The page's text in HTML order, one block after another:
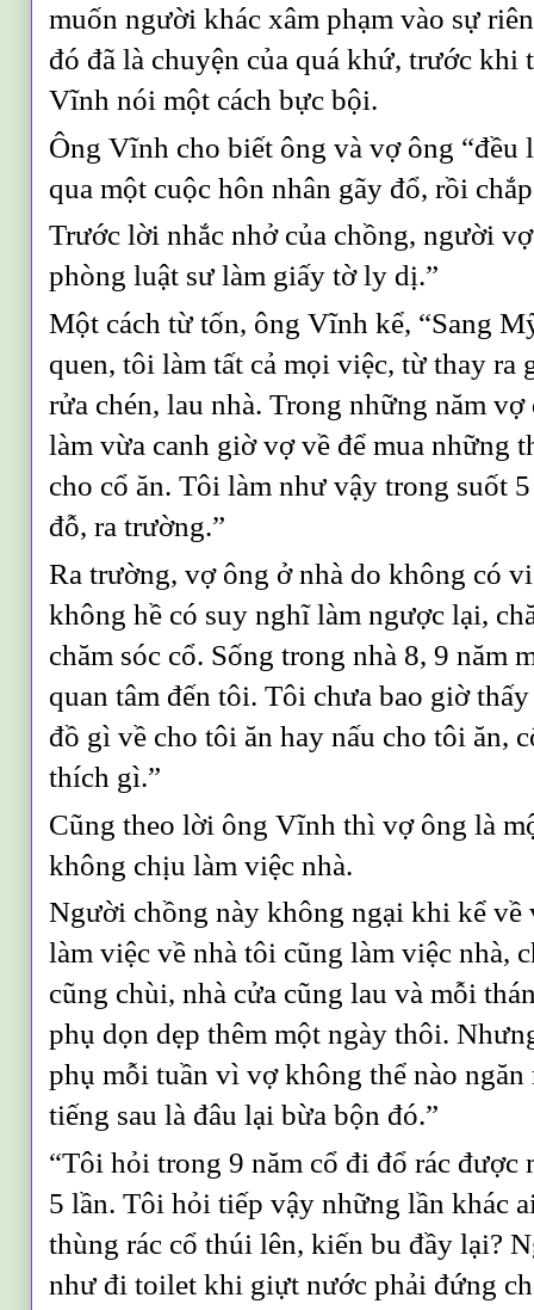
muốn người khác xâm phạm vào sự
đó đã là chuyện của quá khứ, trước khi
Vĩnh nói một cách bực bội.
Ông Vĩnh cho biết ông và vợ ông “đều
qua một cuộc hôn nhân gãy đổ, rồi
Trước lời nhắc nhở của chồng, người
phòng luật sư làm giấy tờ ly dị.”
Một cách từ tốn, ông Vĩnh kể, “Sang
quen, tôi làm tất cả mọi việc, từ thay ra
rửa chén, lau nhà. Trong những năm
làm vừa canh giờ vợ về để mua những
cho cổ ăn. Tôi làm như vậy trong suốt
đỗ, ra trường.”
Ra trường, vợ ông ở nhà do không có
không hề có suy nghĩ làm ngược lại,
chăm sóc cổ. Sống trong nhà 8, 9 năm
quan tâm đến tôi. Tôi chưa bao giờ
đồ gì về cho tôi ăn hay nấu cho tôi ăn,
thích gì.”
Cũng theo lời ông Vĩnh thì vợ ông là
không chịu làm việc nhà.
Người chồng này không ngại khi kể về
làm việc về nhà tôi cũng làm việc nhà,
cũng chùi, nhà cửa cũng lau và mỗi
phụ dọn dẹp thêm một ngày thôi.
phụ mỗi tuần vì vợ không thể nào
tiếng sau là đâu lại bừa bộn đó.”
“Tôi hỏi trong 9 năm cổ đi đổ rác được
5 lần. Tôi hỏi tiếp vậy những lần khác
thùng rác cổ thúi lên, kiến bu đầy lại?
như đi toilet khi giựt nước phải đứng